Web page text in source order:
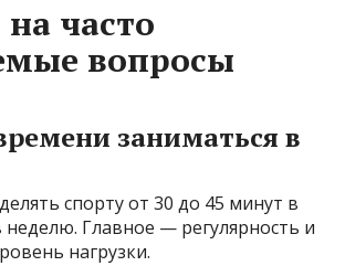
часто
вопросы
заниматься в
спорту от 30 до 45 минут в
неделю. Главное — регулярность и
нагрузки.